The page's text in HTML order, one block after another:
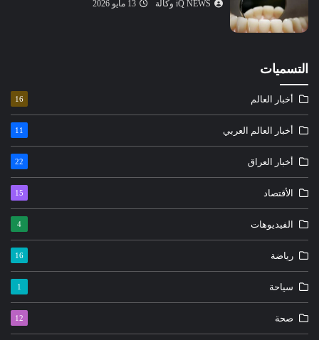
iQ NEWS وكالة 13 مايو 2026
التسميات
أخبار العالم 16
أخبار العالم العربي 11
أخبار العراق 22
الأقتصاد 15
الفيديوهات 4
رياضة 16
سياحة 1
صحة 12